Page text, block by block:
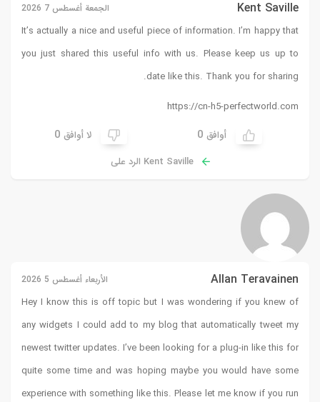
الجمعة أغسطس 7 2026
It’s actually a nice and
you just shared this useful
لا أوافق 0
الأربعاء أغسطس 5 2026
Hey I know this is off topic
any widgets I could add to
newest twitter updates. I’ve
quite some time and was
experience with something